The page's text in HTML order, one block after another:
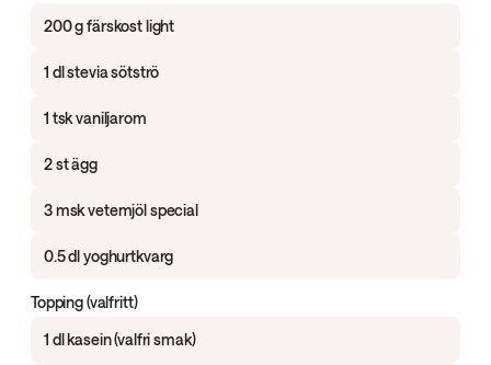
200 g färskost light
1 dl stevia sötströ
1 tsk vaniljarom
2 st ägg
3 msk vetemjöl special
0.5 dl yoghurtkvarg
Topping (valfritt)
1 dl kasein (valfri smak)